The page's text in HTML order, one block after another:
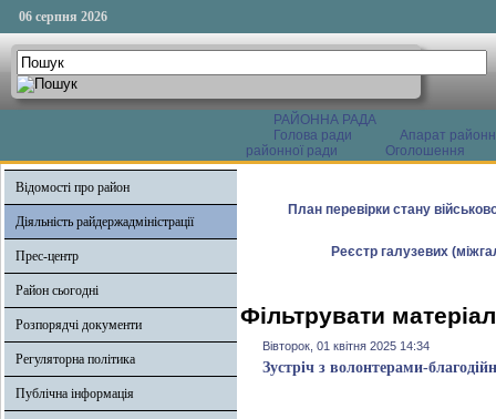
06 серпня 2026
РАЙОННА РАДА
Голова ради
Апарат
районної ради
Оголошення
Відомості про район
Діяльність райдержадміністрації
Прес-центр
Район сьогодні
Розпорядчі документи
Регуляторна політика
Публічна інформація
План перевірки стану
Реєстр галузевих
Фільтрувати
Вівторок, 01 квітня 2025 14:34
Зустріч з волонтерами-